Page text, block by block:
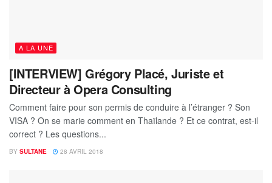
A LA UNE
[INTERVIEW] Grégory Placé, Juriste et
Directeur à Opera Consulting
Comment faire pour son permis de conduire à l’étranger ? Son
VISA ? On se marie comment en Thaïlande ? Et ce contrat, est-il
correct ? Les questions...
BY SULTANE 28 AVRIL 2018